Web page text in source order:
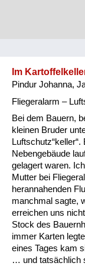
Im
Pindur Johanna,
Fliegeralarm –
Bei dem Bauern,
kleinen Bruder
Nebengebäude
gelagert waren.
Mutter bei
herannahenden
manchmal sagte,
erreichen uns
Stock des
immer Karten
eines Tages kam
… und tatsächlich